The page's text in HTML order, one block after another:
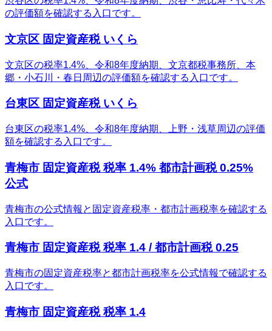
の評価額を確認する入口です。
文京区 固定資産税 いくら
文京区の税率1.4%、令和8年度納期、文京都税事務所、本
郷・小石川・春日周辺の評価額を確認する入口です。
台東区 固定資産税 いくら
台東区の税率1.4%、令和8年度納期、上野・浅草周辺の評価
額を確認する入口です。
青梅市 固定資産税 税率 1.4% 都市計画税 0.25%
公式
青梅市の公式情報と固定資産税率・都市計画税率を確認する
入口です。
青梅市 固定資産税 税率 1.4 / 都市計画税 0.25
青梅市の固定資産税率と都市計画税率を公式情報で確認する
入口です。
青梅市 固定資産税 税率 1.4